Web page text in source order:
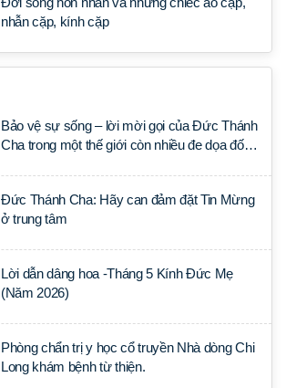
nhẫn cặp, kính cặp
Bảo vệ sự sống – lời mời gọi của Đức Thánh
Cha trong một thế giới còn nhiều đe dọa đối
Đức Thánh Cha: Hãy can đảm đặt Tin Mừng
ở trung tâm
Lời dẫn dâng hoa -Tháng 5 Kính Đức Mẹ
(Năm 2026)
Phòng chẩn trị y học cổ truyền Nhà dòng Chi
Long khám bệnh từ thiện.